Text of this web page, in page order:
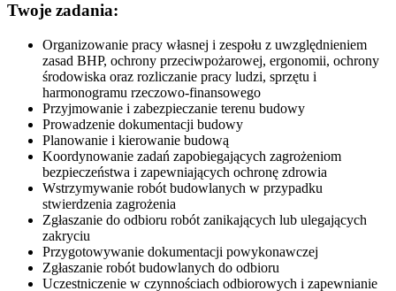
Twoje zadania:
Organizowanie pracy własnej i zespołu z uwzględnieniem
zasad BHP, ochrony przeciwpożarowej, ergonomii, ochrony
środowiska oraz rozliczanie pracy ludzi, sprzętu i
harmonogramu rzeczowo-finansowego
Przyjmowanie i zabezpieczanie terenu budowy
Prowadzenie dokumentacji budowy
Planowanie i kierowanie budową
Koordynowanie zadań zapobiegających zagrożeniom
bezpieczeństwa i zapewniających ochronę zdrowia
Wstrzymywanie robót budowlanych w przypadku
stwierdzenia zagrożenia
Zgłaszanie do odbioru robót zanikających lub ulegających
zakryciu
Przygotowywanie dokumentacji powykonawczej
Zgłaszanie robót budowlanych do odbioru
Uczestniczenie w czynnościach odbiorowych i zapewnianie